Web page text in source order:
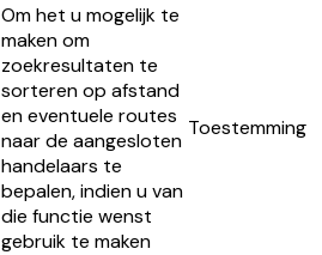
Om het u mogelijk te
maken om
zoekresultaten te
sorteren op afstand
en eventuele routes
naar de aangesloten
handelaars te
bepalen, indien u van
die functie wenst
gebruik te maken
Toestemming